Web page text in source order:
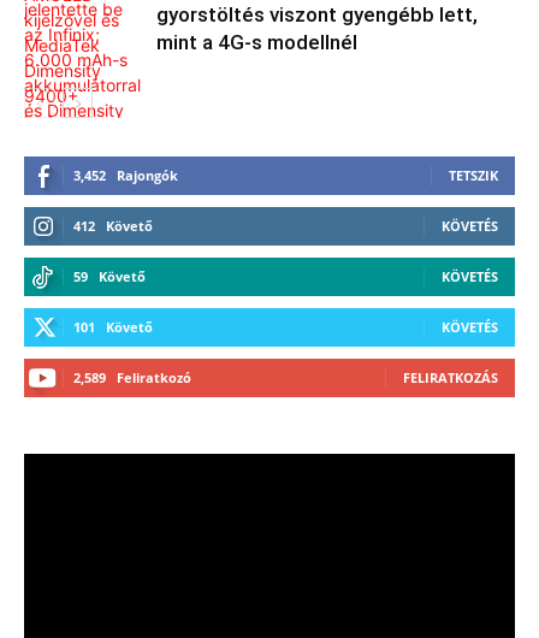
gyorstöltés viszont gyengébb lett,
mint a 4G-s modellnél
3,452 Rajongók TETSZIK
412 Követő KÖVETÉS
59 Követő KÖVETÉS
101 Követő KÖVETÉS
2,589 Feliratkozó FELIRATKOZÁS